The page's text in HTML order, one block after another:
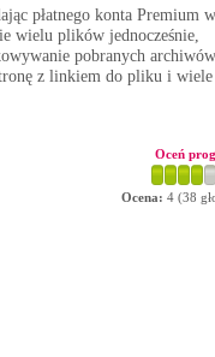
płatnego konta Premium
wielu plików jednocześnie,
pobranych
z linkiem do pliku i wiele
Oceń
Ocena: 4 (38